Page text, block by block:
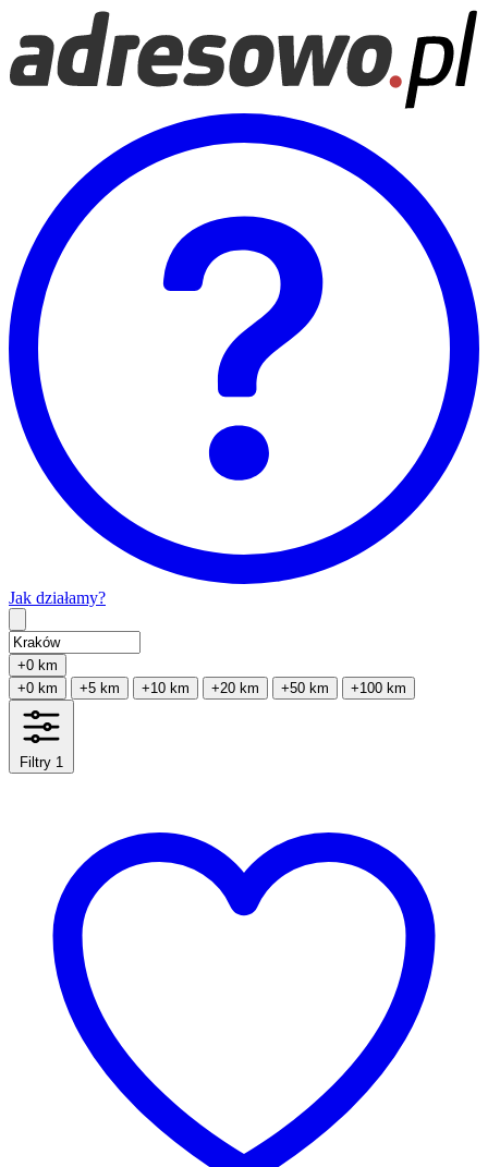
Jak działamy?
+0 km
+0 km
+5 km +10 km +20 km +50 km +100 km
Filtry 1